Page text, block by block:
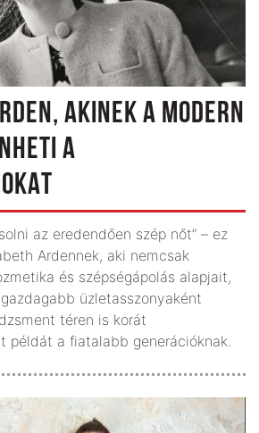
AKINEK A MODERN
A
az eredendően szép nőt” – ez
Ardennek, aki nemcsak
és szépségápolás alapjait,
üzletasszonyaként
téren is korát
példát a fiatalabb generációknak.